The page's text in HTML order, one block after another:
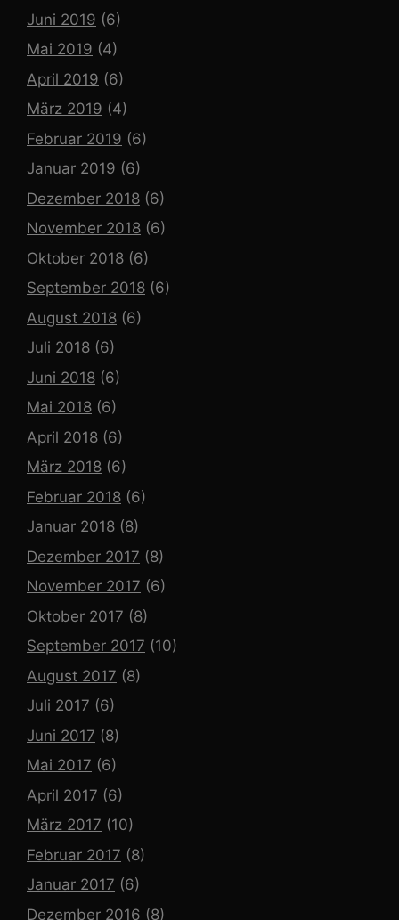
Juni 2019 (6)
Mai 2019 (4)
April 2019 (6)
März 2019 (4)
Februar 2019 (6)
Januar 2019 (6)
Dezember 2018 (6)
November 2018 (6)
Oktober 2018 (6)
September 2018 (6)
August 2018 (6)
Juli 2018 (6)
Juni 2018 (6)
Mai 2018 (6)
April 2018 (6)
März 2018 (6)
Februar 2018 (6)
Januar 2018 (8)
Dezember 2017 (8)
November 2017 (6)
Oktober 2017 (8)
September 2017 (10)
August 2017 (8)
Juli 2017 (6)
Juni 2017 (8)
Mai 2017 (6)
April 2017 (6)
März 2017 (10)
Februar 2017 (8)
Januar 2017 (6)
Dezember 2016 (8)